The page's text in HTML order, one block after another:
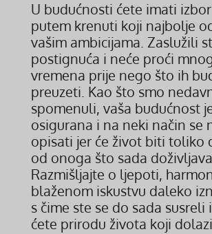
U budućnosti ćete imati
putem krenuti koji najbolje
vašim ambicijama. Zaslužili
postignuća i neće proći
vremena prije nego što ih
preuzeti. Kao što smo
spomenuli, vaša budućnost
osigurana i na neki način se
opisati jer će život biti toliko
od onoga što sada
Razmišljajte o ljepoti,
blaženom iskustvu daleko
s čime ste se do sada susreli
ćete prirodu života koji